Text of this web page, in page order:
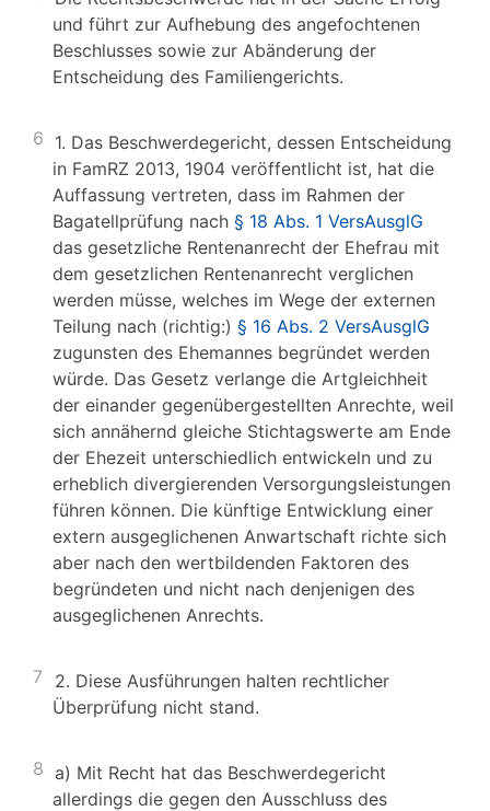
und führt zur Aufhebung des angefochtenen
Beschlusses sowie zur Abänderung der
Entscheidung des Familiengerichts.
6 1. Das Beschwerdegericht, dessen Entscheidung
in FamRZ 2013, 1904 veröffentlicht ist, hat die
Auffassung vertreten, dass im Rahmen der
Bagatellprüfung nach § 18 Abs. 1 VersAusglG
das gesetzliche Rentenanrecht der Ehefrau mit
dem gesetzlichen Rentenanrecht verglichen
werden müsse, welches im Wege der externen
Teilung nach (richtig:) § 16 Abs. 2 VersAusglG
zugunsten des Ehemannes begründet werden
würde. Das Gesetz verlange die Artgleichheit
der einander gegenübergestellten Anrechte, weil
sich annähernd gleiche Stichtagswerte am Ende
der Ehezeit unterschiedlich entwickeln und zu
erheblich divergierenden Versorgungsleistungen
führen können. Die künftige Entwicklung einer
extern ausgeglichenen Anwartschaft richte sich
aber nach den wertbildenden Faktoren des
begründeten und nicht nach denjenigen des
ausgeglichenen Anrechts.
7
2. Diese Ausführungen halten rechtlicher
Überprüfung nicht stand.
8 a) Mit Recht hat das Beschwerdegericht
allerdings die gegen den Ausschluss des